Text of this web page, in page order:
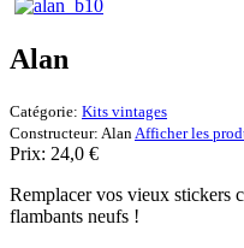
Alan
Catégorie: Kits vintages
Constructeur: Alan Afficher les
Prix: 24,0 €
Remplacer vos vieux stickers
flambants neufs !